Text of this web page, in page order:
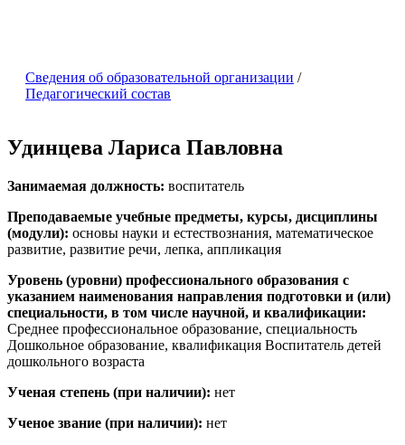
Сведения об образовательной организации /
Педагогический состав
Удинцева Лариса Павловна
Занимаемая должность: воспитатель
Преподаваемые учебные предметы, курсы, дисциплины
(модули): основы науки и естествознания, математическое
развитие, развитие речи, лепка, аппликация
Уровень (уровни) профессионального образования с
указанием наименования направления подготовки и (или)
специальности, в том числе научной, и квалификации:
Среднее профессиональное образование, специальность
Дошкольное образование, квалификация Воспитатель детей
дошкольного возраста
Ученая степень (при наличии): нет
Ученое звание (при наличии): нет